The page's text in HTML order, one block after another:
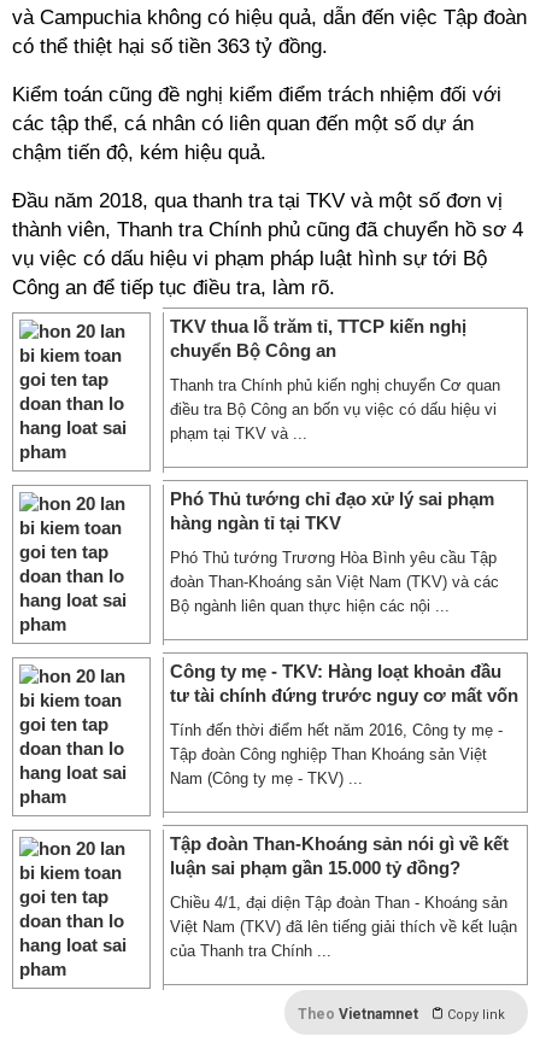
và Campuchia không có hiệu quả, dẫn đến việc Tập đoàn
có thể thiệt hại số tiền 363 tỷ đồng.
Kiểm toán cũng đề nghị kiểm điểm trách nhiệm đối với
các tập thể, cá nhân có liên quan đến một số dự án
chậm tiến độ, kém hiệu quả.
Đầu năm 2018, qua thanh tra tại TKV và một số đơn vị
thành viên, Thanh tra Chính phủ cũng đã chuyển hồ sơ 4
vụ việc có dấu hiệu vi phạm pháp luật hình sự tới Bộ
Công an để tiếp tục điều tra, làm rõ.
TKV thua lỗ trăm tỉ, TTCP kiến nghị
chuyển Bộ Công an
Thanh tra Chính phủ kiến nghị chuyển Cơ quan
điều tra Bộ Công an bốn vụ việc có dấu hiệu vi
phạm tại TKV và ...
Phó Thủ tướng chỉ đạo xử lý sai phạm
hàng ngàn tỉ tại TKV
Phó Thủ tướng Trương Hòa Bình yêu cầu Tập
đoàn Than-Khoáng sản Việt Nam (TKV) và các
Bộ ngành liên quan thực hiện các nội ...
Công ty mẹ - TKV: Hàng loạt khoản đầu
tư tài chính đứng trước nguy cơ mất vốn
Tính đến thời điểm hết năm 2016, Công ty mẹ -
Tập đoàn Công nghiệp Than Khoáng sản Việt
Nam (Công ty mẹ - TKV) ...
Tập đoàn Than-Khoáng sản nói gì về kết
luận sai phạm gần 15.000 tỷ đồng?
Chiều 4/1, đại diện Tập đoàn Than - Khoáng sản
Việt Nam (TKV) đã lên tiếng giải thích về kết luận
của Thanh tra Chính ...
Theo Vietnamnet Copy link